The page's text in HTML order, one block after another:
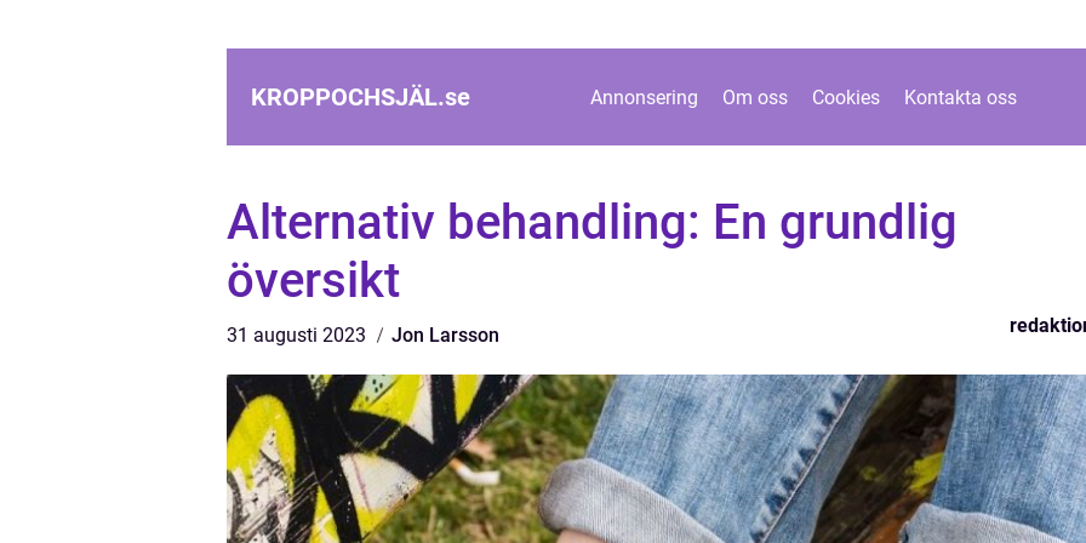
KROPPOCHSJÄL.se Annonsering Om oss Cookies Kontakta oss
Alternativ behandling: En grundlig
översikt
31 augusti 2023 Jon Larsson